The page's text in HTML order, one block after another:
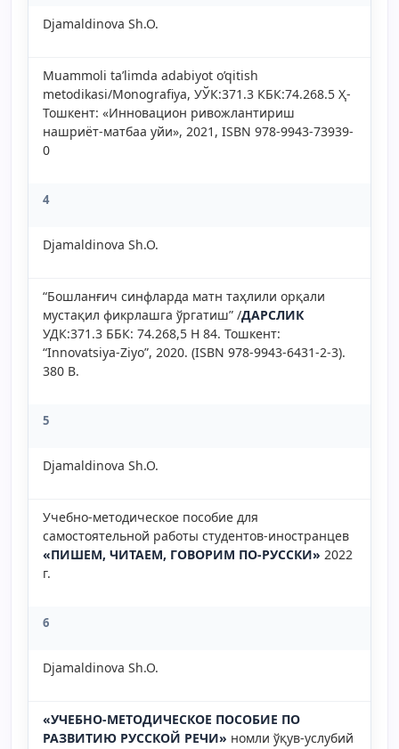
Djamaldinova Sh.O.
Muammoli ta’limda adabiyot o’qitish
metodikasi/Monografiya, УЎК:371.3 КБК:74.268.5 Ҳ-
Тошкент: «Инновацион ривожлантириш
нашриёт-матбаа уйи», 2021, ISBN 978-9943-73939-
0
4
Djamaldinova Sh.O.
“Бошланғич синфларда матн таҳлили орқали
мустақил фикрлашга ўргатиш” /ДАРСЛИК
УДК:371.3 ББК: 74.268,5 Н 84. Тошкент:
“Innovatsiya-Ziyo”, 2020. (ISBN 978-9943-6431-2-3).
380 B.
5
Djamaldinova Sh.O.
Учебно-методическое пособие для
самостоятельной работы студентов-иностранцев
«ПИШЕМ, ЧИТАЕМ, ГОВОРИМ ПО-РУССКИ» 2022
г.
6
Djamaldinova Sh.O.
«УЧЕБНО-МЕТОДИЧЕСКОЕ ПОСОБИЕ ПО
РАЗВИТИЮ РУССКОЙ РЕЧИ» номли ўқув-услубий